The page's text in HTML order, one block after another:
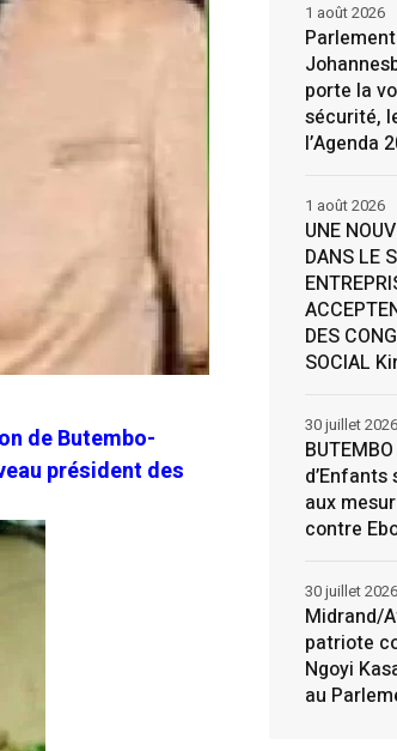
de Butembo-
président des
porte la
sécurité,
l’Agenda
1 août 2026
UNE
DANS LE
DES
SOCIAL
1 août 2026
aux
contre
30 juillet 2026
Midrand/
patriote
Ngoyi
au
30 juillet 2026